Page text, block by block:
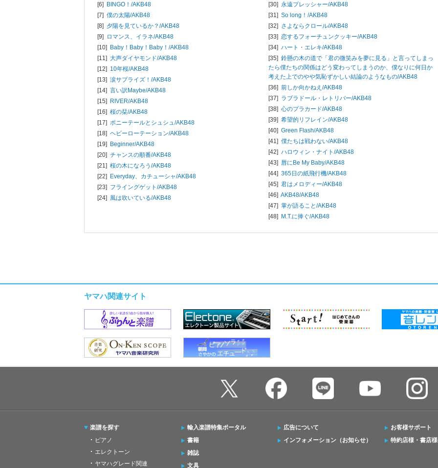
[6] BINGO！/AKB48
[7] 僕の太陽/AKB48
[8] 夕陽を見ているか？/AKB48
[9] ロマンス、イラネ/AKB48
[10] Baby！Baby！Baby！/AKB48
[11] 大声ダイヤモンド/AKB48
[12] 10年桜/AKB48
[13] 涙サプライズ！/AKB48
[14] 言い訳Maybe/AKB48
[15] RIVER/AKB48
[16] 桜の栞/AKB48
[17] ポニーテールとシュシュ/AKB48
[18] ヘビーローテーション/AKB48
[19] Beginner/AKB48
[20] チャンスの順番/AKB48
[21] 桜の木になろう/AKB48
[22] Everyday、カチューシャ/AKB48
[23] フライングゲット/AKB48
[24] 風は吹いている/AKB48
[30] 永遠プレッシャー/AKB48
[31] So long！/AKB48
[32] さよならクロール/AKB48
[33] 恋するフォーチュンクッキー/AKB48
[34] ハート・エレキ/AKB48
[35] 鈴懸の木の道で「君の微笑みを夢に見る」と言ってしまっ
たら僕たちの関係はどう変わってしまうのか、僕なりに何日か
考えた上でのやや気恥ずかしい結論のようなもの/AKB48
[36] 前しか向かねえ/AKB48
[37] ラブラドール・レトリバー/AKB48
[38] 心のプラカード/AKB48
[39] 希望的リフレイン/AKB48
[40] Green Flash/AKB48
[41] 僕たちは戦わない/AKB48
[42] ハロウィン・ナイト/AKB48
[43] 唇にBe My Baby/AKB48
[44] 365日の紙飛行機/AKB48
[45] 君はメロディー/AKB48
[46] AKB48/AKB48
[47] 掌が語ること/AKB48
[48] M.T.に捧ぐ/AKB48
ヤマハ関連サイト
楽譜を探す
ピアノ
エレクトーン
ヤマハグレード関連
輸入楽譜特集ポータル
書籍
雑誌
文具
広告について
インフォメーション（お知らせ）
お客様サポート
特約店様・書店